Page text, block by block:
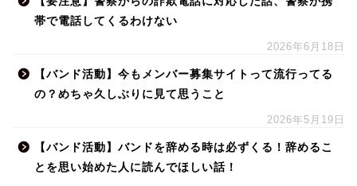
帯で電話してくるわけない
2026年6月18日
【バンド活動】今もメンバー募集サイトって流行ってる
の？めちゃ久しぶりに見て思うこと
2026年5月19日
【バンド活動】バンドを辞める時は必ずくる！辞めるこ
とを思い始めた人に読んでほしい話！